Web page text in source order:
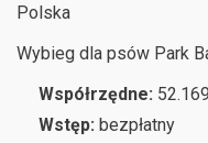
Polska
Wybieg dla psów Park
Współrzędne:
Wstęp: bezpłatny